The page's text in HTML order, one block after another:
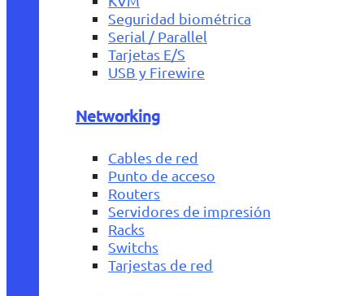
Seguridad biométrica
Serial / Parallel
Tarjetas E/S
USB y Firewire
Networking
Cables de red
Punto de acceso
Routers
Servidores de impresión
Racks
Switchs
Tarjestas de red